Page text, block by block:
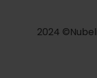
2024